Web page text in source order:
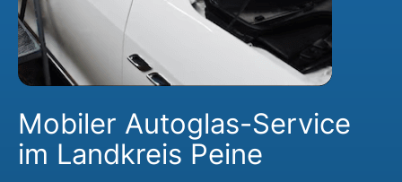
Mobiler Autoglas-Service
im Landkreis Peine